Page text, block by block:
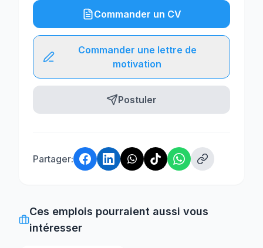
Commander un CV
Commander une lettre de
motivation
Postuler
Partager:
Ces emplois pourraient aussi vous
intéresser